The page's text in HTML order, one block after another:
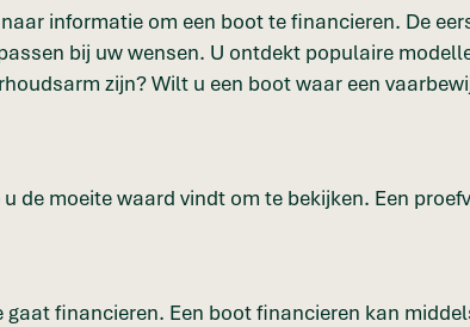
informatie om een boot te financieren. De
bij uw wensen. U ontdekt populaire
zijn? Wilt u een boot waar een
de moeite waard vindt om te bekijken. Een
financieren. Een boot financieren kan